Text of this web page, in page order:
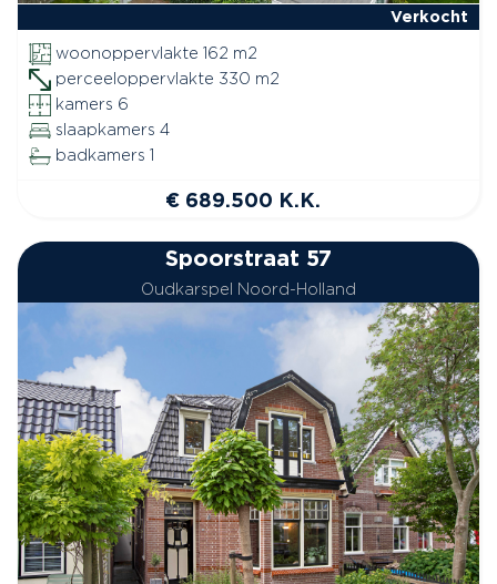
Verkocht
woonoppervlakte 162 m2
perceeloppervlakte 330 m2
kamers 6
slaapkamers 4
badkamers 1
€ 689.500 K.K.
Spoorstraat 57
Oudkarspel Noord-Holland